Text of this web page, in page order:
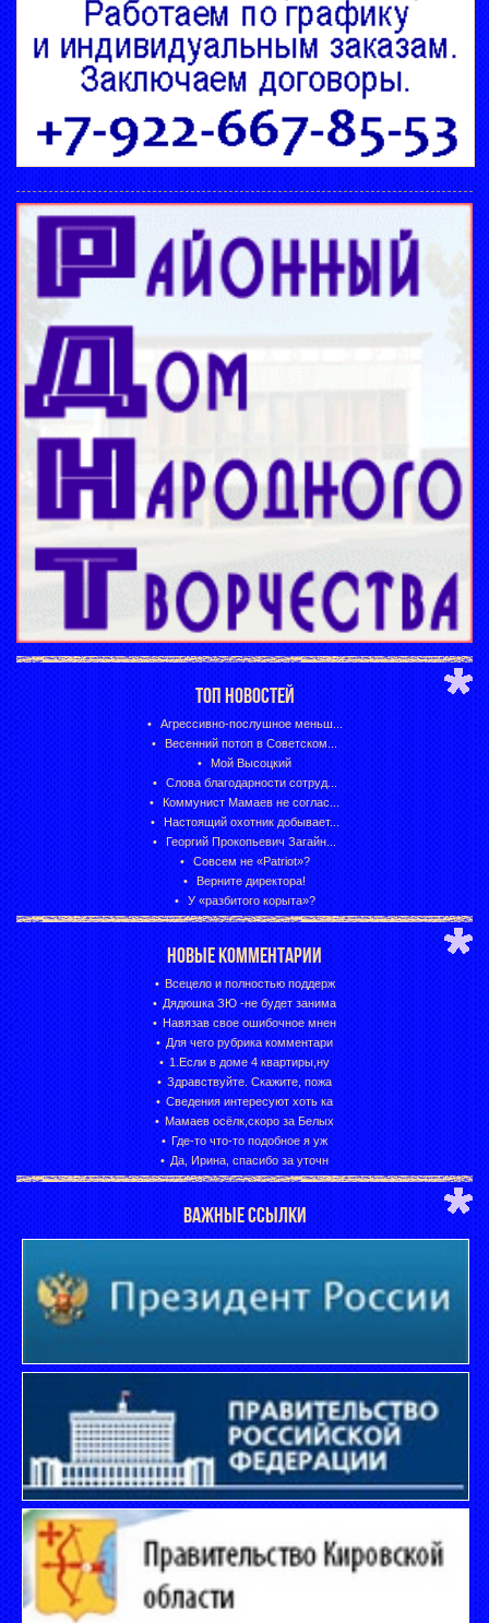
ТОП НОВОСТЕЙ
Агрессивно-послушное меньш...
Весенний потоп в Советском...
Мой Высоцкий
Слова благодарности сотруд...
Коммунист Мамаев не соглас...
Настоящий охотник добывает...
Георгий Прокопьевич Загайн...
Совсем не «Patriot»?
Верните директора!
У «разбитого корыта»?
НОВЫЕ КОММЕНТАРИИ
Всецело и полностью поддерж
Дядюшка ЗЮ -не будет занима
Навязав свое ошибочное мнен
Для чего рубрика комментари
1.Если в доме 4 квартиры,ну
Здравствуйте. Скажите, пожа
Сведения интересуют хоть ка
Мамаев осёлк,скоро за Белых
Где-то что-то подобное я уж
Да, Ирина, спасибо за уточн
ВАЖНЫЕ ССЫЛКИ